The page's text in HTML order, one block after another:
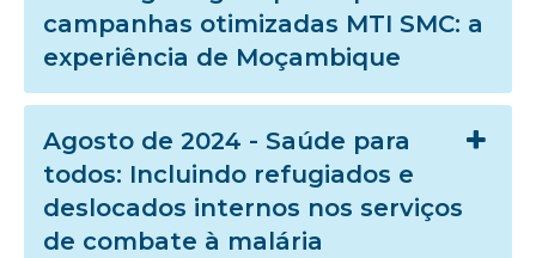
campanhas otimizadas MTI SMC: a
experiência de Moçambique
Agosto de 2024 - Saúde para
todos: Incluindo refugiados e
deslocados internos nos serviços
de combate à malária